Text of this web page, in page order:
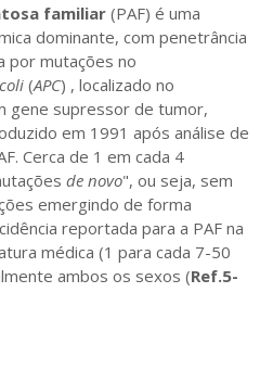
familiar(PAF) é uma
dominante, com penetrância
por mutações no
(APC) , localizado no
gene supressor de tumor,
em 1991 após análise de
Cerca de 1 em cada 4
de novo", ou seja, sem
emergindo de forma
reportada para a PAF na
médica (1 para cada 7-50
ambos os sexos (Ref.5-